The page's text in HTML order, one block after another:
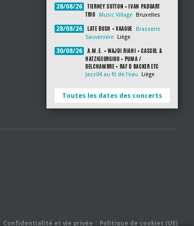
28/08/26
TIERNEY SUTTON + IVAN PADUART
TRIO
Music Village Bruxelles
28/08/26 LATE BUSH + VAAGUE
Brasserie
Sauvenière
Liège
30/08/26
A.M.E. + WAJDI RIAHI + CASSOL &
HATZIGEORGIOU + PUMA /
DELCHAMBRE + RAF D BACKER ETC
Jazz04 au fil de l'eau Liège
Toutes les dates des concerts
Confidentialité et vie privée Politique de cookies (UE)